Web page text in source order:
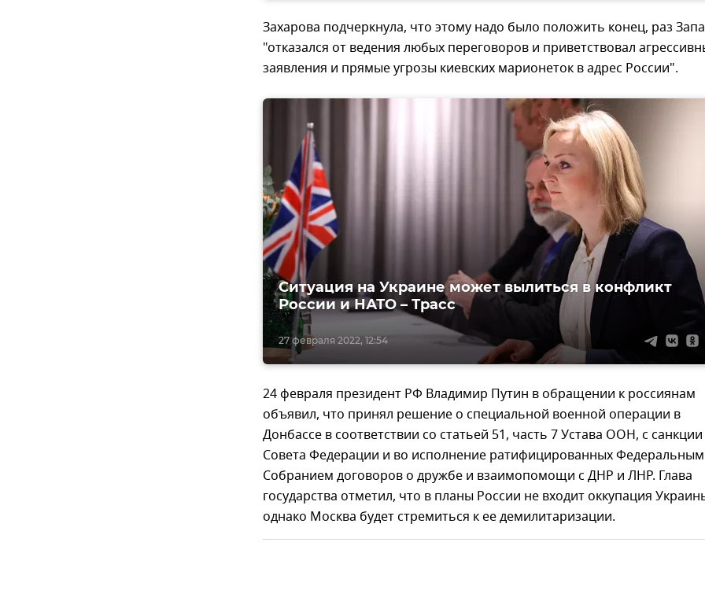
Захарова подчеркнула, что этому надо было положить конец, раз
"отказался от ведения любых переговоров и приветствовал
заявления и прямые угрозы киевских марионеток в адрес России".
27 февраля 2022, 12:54
Ситуация на Украине может вылиться в конфликт
России и НАТО – Трасс
24 февраля президент РФ Владимир Путин в обращении к россиянам
объявил, что принял решение о специальной военной операции в
Донбассе в соответствии со статьей 51, часть 7 Устава ООН, с санкции
Совета Федерации и во исполнение ратифицированных Федеральным
Собранием договоров о дружбе и взаимопомощи с ДНР и ЛНР. Глава
государства отметил, что в планы России не входит оккупация
однако Москва будет стремиться к ее демилитаризации.